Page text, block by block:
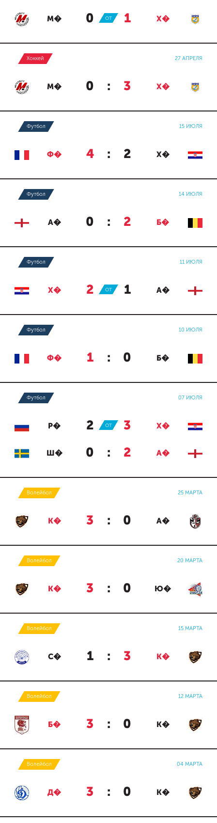
М� 0 : 1 Х�
ОТ
Хоккей 27 АПРЕЛЯ
М� 0 : 3 Х�
Футбол 15 ИЮЛЯ
Ф� 4 : 2 Х�
Футбол 14 ИЮЛЯ
А� 0 : 2 Б�
Футбол 11 ИЮЛЯ
Х� 2 : 1 А�
ОТ
Футбол 10 ИЮЛЯ
Ф� 1 : 0 Б�
Футбол 07 ИЮЛЯ
Р� 2 : 3 Х�
ОТ
Ш� 0 : 2 А�
Волейбол 25 МАРТА
К� 3 : 0 А�
Волейбол 20 МАРТА
К� 3 : 0 Ю�
Волейбол 15 МАРТА
С� 1 : 3 К�
Волейбол 12 МАРТА
Б� 3 : 0 К�
Волейбол 04 МАРТА
Д� 3 : 0 К�